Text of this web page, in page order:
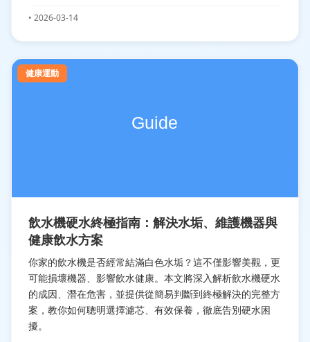
• 2026-03-14
健康運動
飲水機硬水終極指南：解決水垢、維護機器與
健康飲水方案
你家的飲水機是否經常結滿白色水垢？這不僅影響美觀，更
可能損壞機器、影響飲水健康。本文將深入解析飲水機硬水
的成因、潛在危害，並提供從簡易判斷到終極解決的完整方
案，教你如何聰明選擇濾芯、有效保養，徹底告別硬水困
擾。